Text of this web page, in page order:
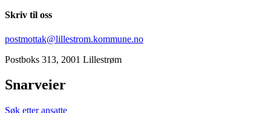
Skriv til oss
postmottak@lillestrom.kommune.no
Postboks 313, 2001 Lillestrøm
Snarveier
Søk etter ansatte